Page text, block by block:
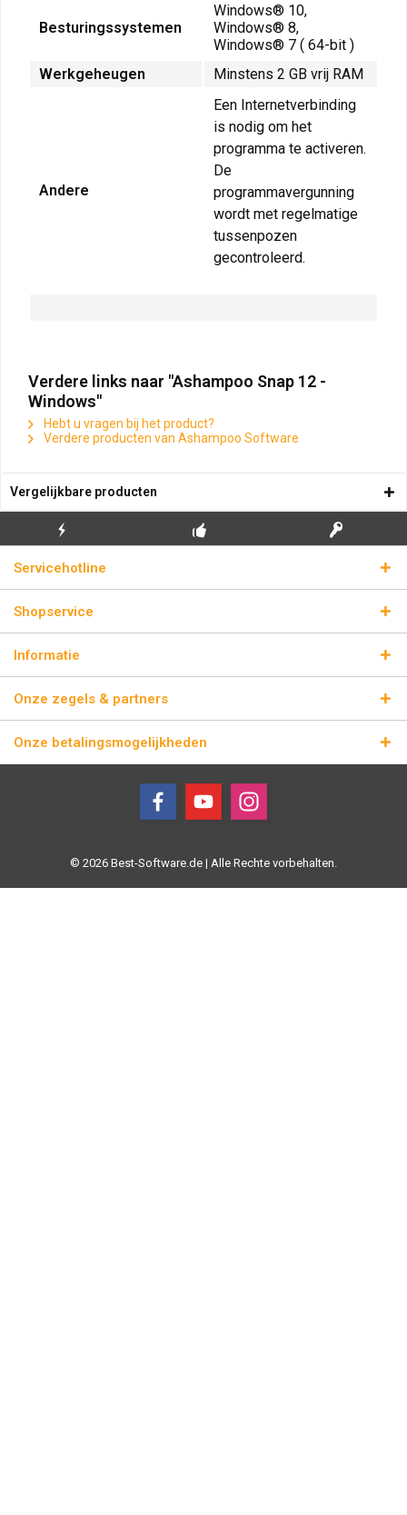
Besturingssystemen
Windows® 10,
Windows® 8,
Windows® 7 ( 64-bit )
Werkgeheugen
Minstens 2 GB vrij RAM
Andere
Een Internetverbinding
is nodig om het
programma te activeren.
De
programmavergunning
wordt met regelmatige
tussenpozen
gecontroleerd.
Verdere links naar "Ashampoo Snap 12 -
Windows"
Hebt u vragen bij het product?
Verdere producten van Ashampoo Software
Vergelijkbare producten
BLIKSEMVERZENDING
LICENTIESLEUTELS
Servicehotline
Shopservice
Informatie
Onze zegels & partners
Onze betalingsmogelijkheden
© 2026 Best-Software.de | Alle Rechte vorbehalten.